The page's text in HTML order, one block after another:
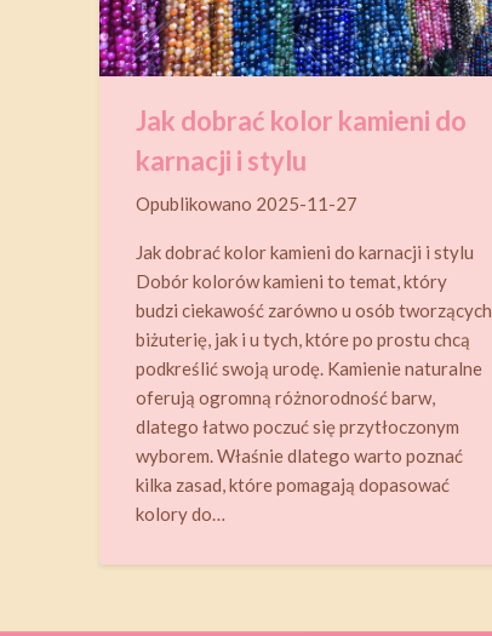
Jak dobrać kolor kamieni do
karnacji i stylu
Opublikowano 2025-11-27
Jak dobrać kolor kamieni do karnacji i stylu
Dobór kolorów kamieni to temat, który
budzi ciekawość zarówno u osób tworzących
biżuterię, jak i u tych, które po prostu chcą
podkreślić swoją urodę. Kamienie naturalne
oferują ogromną różnorodność barw,
dlatego łatwo poczuć się przytłoczonym
wyborem. Właśnie dlatego warto poznać
kilka zasad, które pomagają dopasować
kolory do…